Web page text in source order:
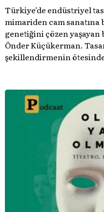
Türkiye’de endüstriyel
mimariden cam sanatına
genetiğini çözen
Önder Küçükerman.
şekillendirmenin